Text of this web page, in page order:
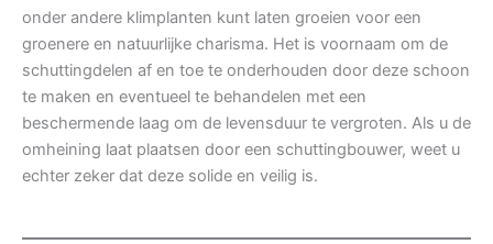
onder andere klimplanten kunt laten groeien voor een
groenere en natuurlijke charisma. Het is voornaam om de
schuttingdelen af en toe te onderhouden door deze schoon
te maken en eventueel te behandelen met een
beschermende laag om de levensduur te vergroten. Als u de
omheining laat plaatsen door een schuttingbouwer, weet u
echter zeker dat deze solide en veilig is.